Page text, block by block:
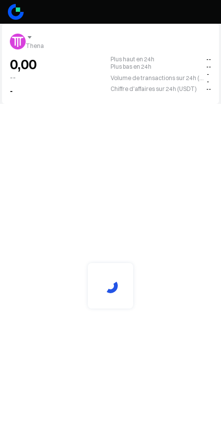
Thena
0,00
--
-
Plus haut en 24h
--
Plus bas en 24h
--
-
-
Chiffre d'affaires sur 24h (USDT)
--